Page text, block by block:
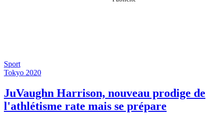
Sport
Tokyo 2020
JuVaughn Harrison, nouveau prodige de
l'athlétisme rate mais se prépare